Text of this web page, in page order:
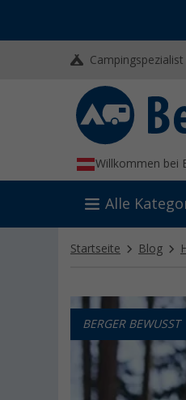
Willkommen bei
Alle
Startseite Blog
BERGER BEWUSST